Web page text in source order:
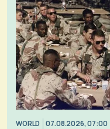
WORLD 07.08.2026, 07:00